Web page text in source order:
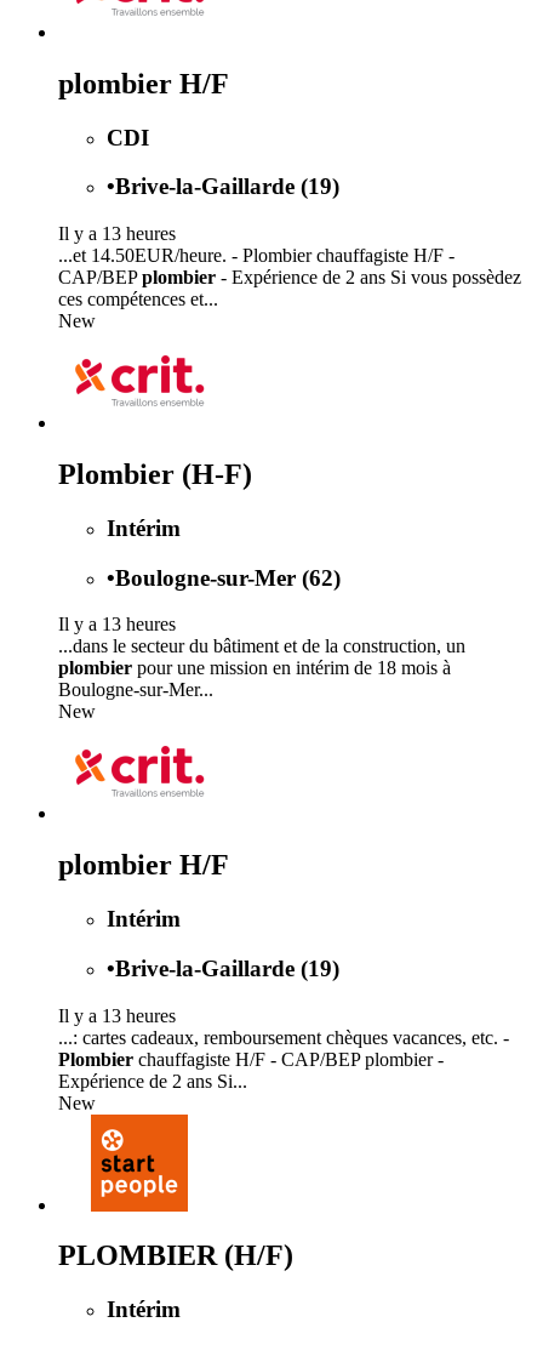
plombier H/F
CDI
•Brive-la-Gaillarde (19)
Il y a 13 heures
...et 14.50EUR/heure. - Plombier chauffagiste H/F -
CAP/BEPplombier - Expérience de 2 ans Si vous possèdez
ces compétences et...
New
Plombier (H-F)
Intérim
•Boulogne-sur-Mer (62)
Il y a 13 heures
...dans le secteur du bâtiment et de la construction, un
plombier pour une mission en intérim de 18 mois à
Boulogne-sur-Mer...
New
plombier H/F
Intérim
•Brive-la-Gaillarde (19)
Il y a 13 heures
...: cartes cadeaux, remboursement chèques vacances, etc. -
Plombier chauffagiste H/F - CAP/BEP plombier -
Expérience de 2 ans Si...
New
PLOMBIER (H/F)
Intérim